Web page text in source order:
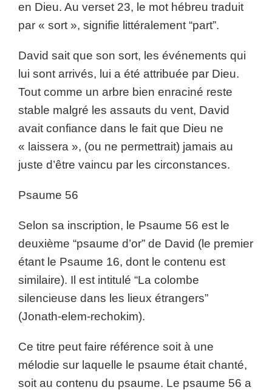
en Dieu. Au verset 23, le mot hébreu traduit
par « sort », signifie littéralement “part”.
David sait que son sort, les événements qui
lui sont arrivés, lui a été attribuée par Dieu.
Tout comme un arbre bien enraciné reste
stable malgré les assauts du vent, David
avait confiance dans le fait que Dieu ne
« laissera », (ou ne permettrait) jamais au
juste d’être vaincu par les circonstances.
Psaume 56
Selon sa inscription, le Psaume 56 est le
deuxième “psaume d’or” de David (le premier
étant le Psaume 16, dont le contenu est
similaire). Il est intitulé “La colombe
silencieuse dans les lieux étrangers”
(Jonath-elem-rechokim).
Ce titre peut faire référence soit à une
mélodie sur laquelle le psaume était chanté,
soit au contenu du psaume. Le psaume 56 a